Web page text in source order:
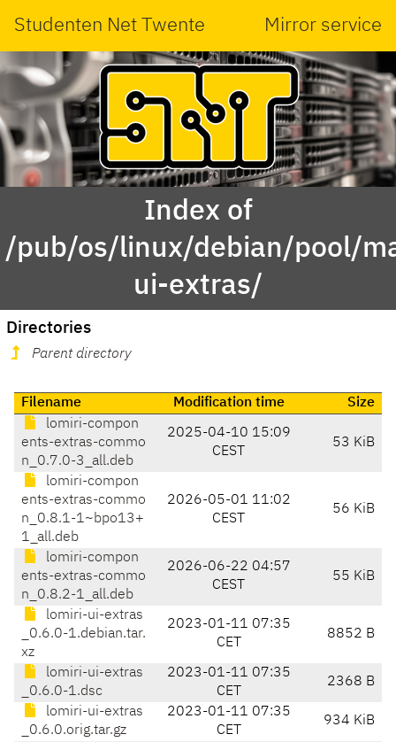
Studenten Net Twente Mirror service
Index of
/pub/os/linux/debian/pool/
ui-extras/
Directories
Parent directory
Filename Modification time
Size
lomiri-compon
ents-extras-commo
n_0.7.0-3_all.deb
2025-04-10 15:09
CEST
53 KiB
lomiri-compon
ents-extras-commo
n_0.8.1-1~bpo13+
1_all.deb
2026-05-01 11:02
CEST
56 KiB
lomiri-compon
ents-extras-commo
n_0.8.2-1_all.deb
2026-06-22 04:57
CEST
55 KiB
lomiri-ui-extras
_0.6.0-1.debian.tar.
xz
2023-01-11 07:35
CET
8852 B
lomiri-ui-extras
_0.6.0-1.dsc
2023-01-11 07:35
CET
2368 B
lomiri-ui-extras
_0.6.0.orig.tar.gz
2023-01-11 07:35
CET
934 KiB